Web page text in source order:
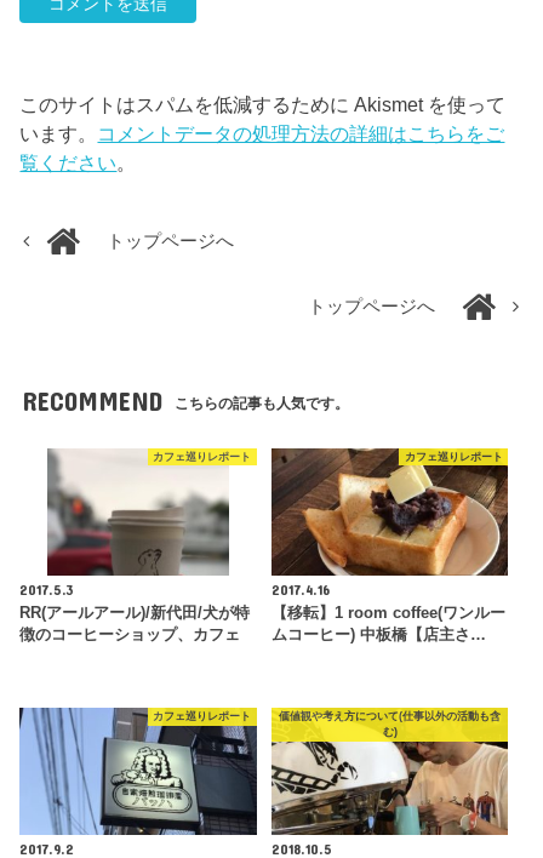
このサイトはスパムを低減するために Akismet を使って
います。 コメントデータの処理方法の詳細はこちらをご
覧ください。
トップページへ
トップページへ
RECOMMEND こちらの記事も人気です。
カフェ巡りレポート
2017.5.3
RR(アールアール)/新代田/犬が特
徴のコーヒーショップ、カフェ
カフェ巡りレポート
2017.4.16
【移転】1 room coffee(ワンルー
ムコーヒー) 中板橋【店主さ…
カフェ巡りレポート
2017.9.2
価値観や考え方について(仕事以外の活動も含
む)
2018.10.5